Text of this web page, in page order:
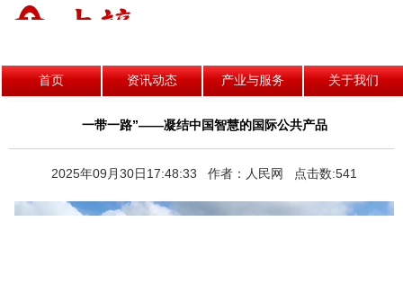
首页 资讯动态 产业与服务 关于我们
一带一路”——凝结中国智慧的国际公共产品
2025年09月30日17:48:33 作者：人民网 点击数:541